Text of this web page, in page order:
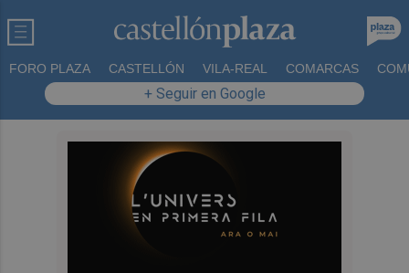
FORO PLAZA CASTELLÓN VILA-REAL COMARCAS
+ Seguir en Google